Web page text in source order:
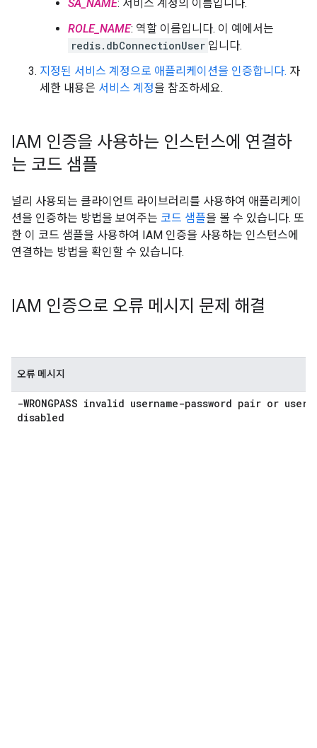
SA_NAME: 서비스 계정의 이름입니다.
ROLE_NAME: 역할 이름입니다. 이 예에서는
redis.dbConnectionUser 입니다.
지정된 서비스 계정으로 애플리케이션을 인증합니다. 자
세한 내용은 서비스 계정을 참조하세요.
IAM 인증을 사용하는 인스턴스에 연결하
는 코드 샘플
널리 사용되는 클라이언트 라이브러리를 사용하여 애플리케이
션을 인증하는 방법을 보여주는 코드 샘플을 볼 수 있습니다. 또
한 이 코드 샘플을 사용하여 IAM 인증을 사용하는 인스턴스에
연결하는 방법을 확인할 수 있습니다.
IAM 인증으로 오류 메시지 문제 해결
오류 메시지
-WRONGPASS invalid username-password pair or user
disabled